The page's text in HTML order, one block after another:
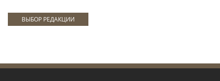
ВЫБОР РЕДАКЦИИ